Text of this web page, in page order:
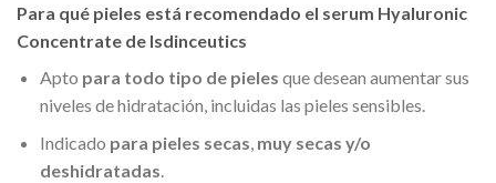
Para qué pieles está recomendado el serum Hyaluronic
Concentrate de Isdinceutics
Apto para todo tipo de pieles que desean aumentar sus
niveles de hidratación, incluidas las pieles sensibles.
Indicado para pieles secas, muy secas y/o
deshidratadas.